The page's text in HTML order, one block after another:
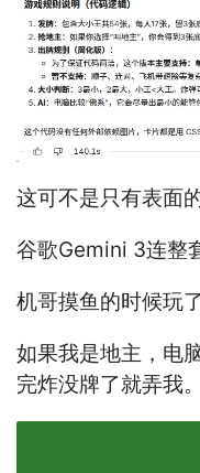
这可不是只有表面
谷歌Gemini 3连整
机哥摸鱼的时候玩
如果我是地主，电
完炸没牌了就弄我。